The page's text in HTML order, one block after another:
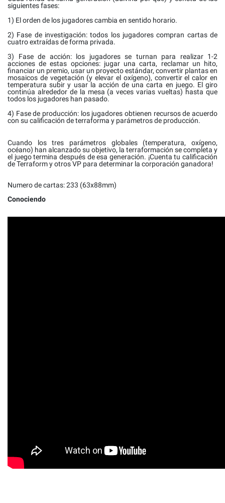
siguientes fases:
1) El orden de los jugadores cambia en sentido horario.
2) Fase de investigación: todos los jugadores compran cartas de
cuatro extraídas de forma privada.
3) Fase de acción: los jugadores se turnan para realizar 1-2
acciones de estas opciones: jugar una carta, reclamar un hito,
financiar un premio, usar un proyecto estándar, convertir plantas en
mosaicos de vegetación (y elevar el oxígeno), convertir el calor en
temperatura subir y usar la acción de una carta en juego. El giro
continúa alrededor de la mesa (a veces varias vueltas) hasta que
todos los jugadores han pasado.
4) Fase de producción: los jugadores obtienen recursos de acuerdo
con su calificación de terraforma y parámetros de producción.
Cuando los tres parámetros globales (temperatura, oxígeno,
océano) han alcanzado su objetivo, la terraformación se completa y
el juego termina después de esa generación. ¡Cuenta tu calificación
de Terraform y otros VP para determinar la corporación ganadora!
Numero de cartas: 233 (63x88mm)
Conociendo